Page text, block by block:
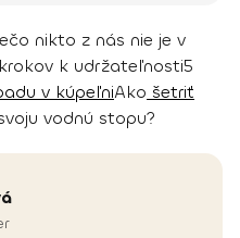
nikto z nás nie je v
k udržateľnosti5
v kúpeľniAko šetriť
vodnú stopu?